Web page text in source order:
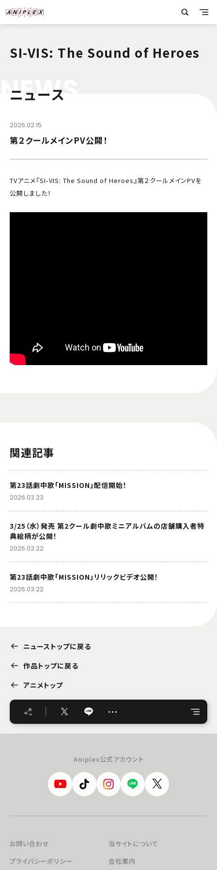
SI-VIS: The Sound of Heroes
NEWS
ニュース
2026.02.15
第２クールメインPV公開！
TVアニメ『SI-VIS: The Sound of Heroes』第２クールメインPVを
公開しました！
関連記事
第23話劇中歌「MISSION」配信開始！
2026.03.23
3/25（水）発売 第2クール劇中歌ミニアルバムの店舗購入者特
典絵柄が公開！
2026.03.22
第23話劇中歌「MISSION」リリックビデオ公開！
2026.03.22
ニューストップに戻る
作品トップに戻る
アニメトップ
…
Aniplex公式アカウント
お問い合わせ
当サイトについて
プライバシーポリシー
会社案内